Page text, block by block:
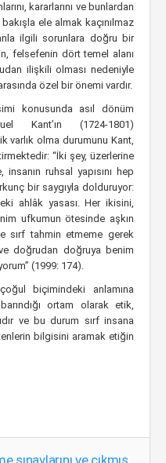
kararlarını ve bunlardan
ele almak kaçınılmaz
ilgili sorunlara doğru bir
felsefenin dört temel alanı
ilişkili olması nedeniyle
özel bir önemi vardır.
konusunda asıl dönüm
Kant’ın (1724-1801)
varlık olma durumunu Kant,
“İki şey, üzerlerine
ruhsal yapısını hep
bir saygıyla dolduruyor:
ahlâk yasası. Her ikisini,
ufkumun ötesinde aşkın
sırf tahmin etmeme gerek
doğrudan doğruya benim
(1999: 174).
biçimindeki anlamına
ortam olarak etik,
ve bu durum sırf insana
bilgisini aramak etiğin
ve çıkmış